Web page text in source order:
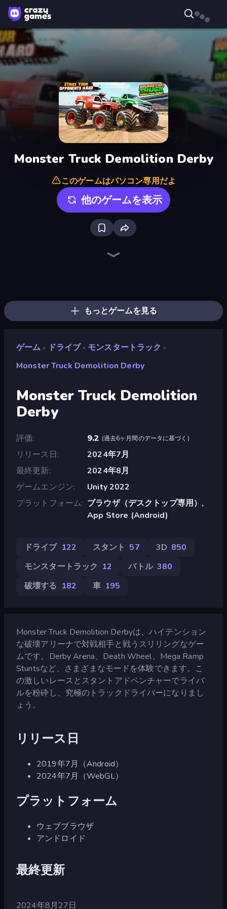
Monster Truck Demolition Derby
このゲームはパソコン専用だよ
他のゲームを表示
もっとゲームを見る
ゲーム » ドライブ » モンスタートラック »
Monster Truck Demolition Derby
Monster Truck Demolition
Derby
評価 9.2 (過去6ヶ月間のデータに基づく )
リリース日
2024年7月
最終更新
2024年8月
ゲームエンジン
Unity 2022
プラットフォーム ブラウザ（デスクトップ専用）,
App Store (Android)
ドライブ 122 スタント 57 3D 850
モンスタートラック 12 バトル 380
破壊する 182 車 195
Monster Truck Demolition Derbyは、ハイテンション
な破壊アリーナで対戦相手と戦うスリリングなゲー
ムです。Derby Arena、Death Wheel、Mega Ramp
Stuntsなど、さまざまなモードを体験できます。こ
の激しいレースとスタントアドベンチャーでライバ
ルを粉砕し、究極のトラックドライバーになりまし
ょう。
リリース日
2019年7月（Android）
2024年7月（WebGL）
プラットフォーム
ウェブブラウザ
アンドロイド
最終更新
2024年8月27日